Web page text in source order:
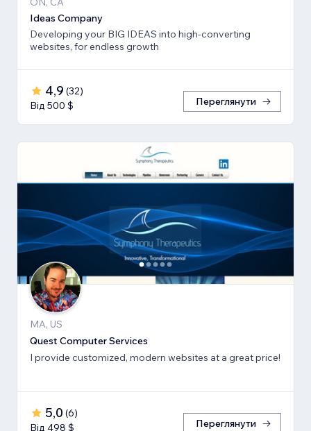
Ideas Company
Developing your BIG IDEAS into high-converting
websites, for endless growth
4,9 (32)
Від 500 $
Переглянути
MA, US
Quest Computer Services
I provide customized, modern websites at a great price!
5,0 (6)
Від 498 $
Переглянути